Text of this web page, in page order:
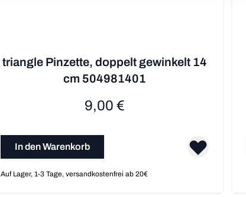
triangle Pinzette, doppelt gewinkelt 14
cm 504981401
9,00 €
In den Warenkorb
Auf Lager, 1-3 Tage, versandkostenfrei ab 20€